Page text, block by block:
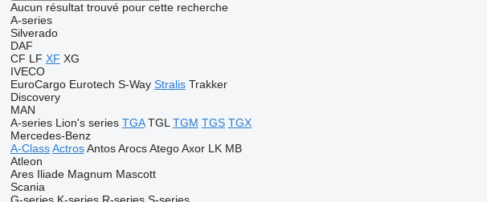
Aucun résultat trouvé pour cette recherche
A-series
Silverado
DAF
CF LF XF XG
IVECO
EuroCargo Eurotech S-Way Stralis Trakker
Discovery
MAN
A-series Lion's series TGA TGL TGM TGS TGX
Mercedes-Benz
A-Class Actros Antos Arocs Atego Axor LK MB
Atleon
Ares Iliade Magnum Mascott
Scania